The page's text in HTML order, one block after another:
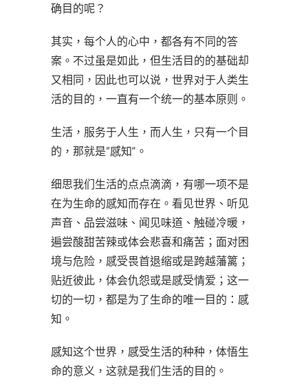
确目的呢？
其实，每个人的心中，都各有不同的答
案。不过虽是如此，但生活目的的基础却
又相同，因此也可以说，世界对于人类生
活的目的，一直有一个统一的基本原则。
生活，服务于人生，而人生，只有一个目
的，那就是”感知“。
细思我们生活的点点滴滴，有哪一项不是
在为生命的感知而存在。看见世界、听见
声音、品尝滋味、闻见味道、触碰冷暖，
遍尝酸甜苦辣或体会悲喜和痛苦；面对困
境与危险，感受畏首退缩或是跨越藩篱；
贴近彼此，体会仇怨或是感受情爱；这一
切的一切，都是为了生命的唯一目的：感
知。
感知这个世界，感受生活的种种，体悟生
命的意义，这就是我们生活的目的。